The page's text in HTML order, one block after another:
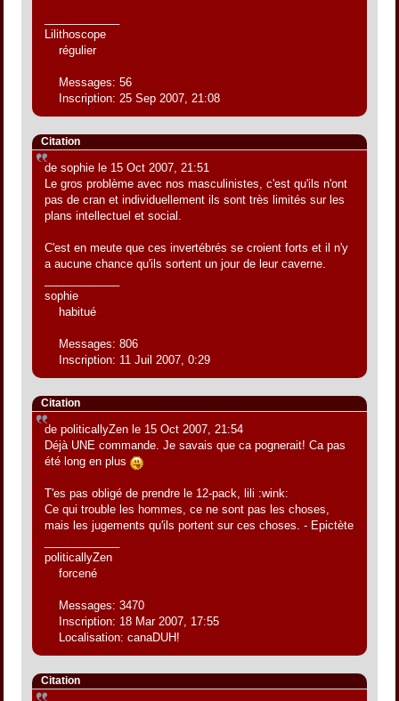
Lilithoscope
régulier
Messages: 56
Inscription: 25 Sep 2007, 21:08
Citation
de sophie le 15 Oct 2007, 21:51
Le gros problème avec nos masculinistes, c'est qu'ils n'ont
pas de cran et individuellement ils sont très limités sur les
plans intellectuel et social.
C'est en meute que ces invertébrés se croient forts et il n'y
a aucune chance qu'ils sortent un jour de leur caverne.
sophie
habitué
Messages: 806
Inscription: 11 Juil 2007, 0:29
Citation
de politicallyZen le 15 Oct 2007, 21:54
Déjà UNE commande. Je savais que ca pognerait! Ca pas
été long en plus
T'es pas obligé de prendre le 12-pack, lili :wink:
Ce qui trouble les hommes, ce ne sont pas les choses,
mais les jugements qu'ils portent sur ces choses. - Epictète
politicallyZen
forcené
Messages: 3470
Inscription: 18 Mar 2007, 17:55
Localisation: canaDUH!
Citation